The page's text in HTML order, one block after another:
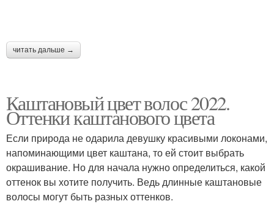
читать дальше →
Каштановый цвет волос 2022.
Оттенки каштанового цвета
Если природа не одарила девушку красивыми локонами,
напоминающими цвет каштана, то ей стоит выбрать
окрашивание. Но для начала нужно определиться, какой
оттенок вы хотите получить. Ведь длинные каштановые
волосы могут быть разных оттенков.